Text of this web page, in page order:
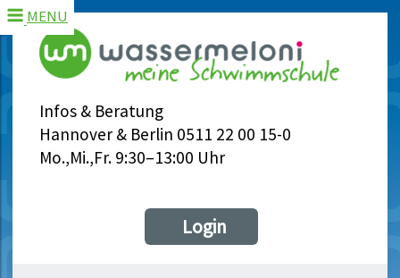
Infos & Beratung
Hannover & Berlin 0511 22 00 15-0
Mo.,Mi.,Fr. 9:30–13:00 Uhr
MENU
Login